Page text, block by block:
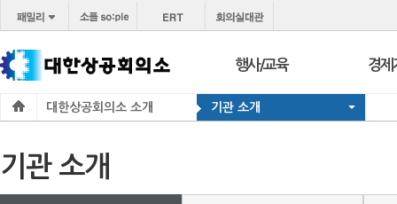
행사/교육
행사
코참경영상담
경제
온라
대한상공회의소 소개 기관 소개
기관 소개